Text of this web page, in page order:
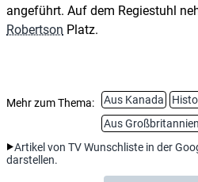
angeführt. Auf dem Regiestuhl
Robertson Platz.
Mehr zum Thema: Aus Kanada
Aus Großbritannien
Artikel von TV Wunschliste in der
darstellen.